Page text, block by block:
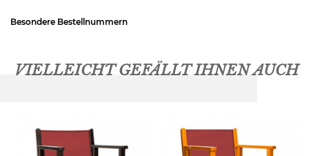
Besondere Bestellnummern
VIELLEICHT GEFÄLLT IHNEN AUCH